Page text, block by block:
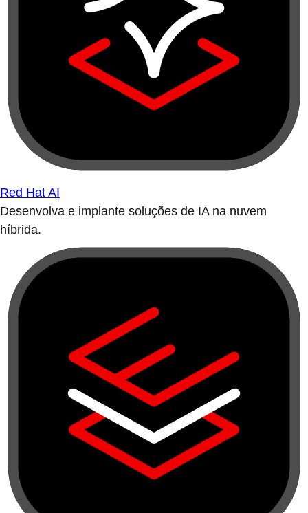
Red Hat AI
Desenvolva e implante soluções de IA na nuvem
híbrida.